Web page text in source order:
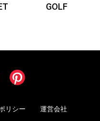
GOLF
リシー 運営会社